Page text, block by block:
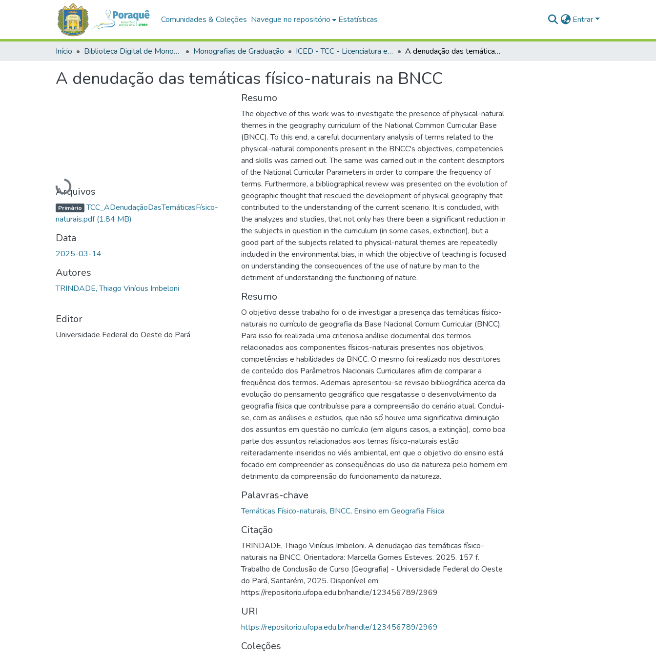
Comunidades & Coleções Navegue no repositório Estatísticas Entrar
Início Biblioteca Digital de Monografias (BDM) Monografias de Graduação ICED - TCC - Licenciatura em Geografia A denudação das temáticas físico-naturais na BNCC
A denudação das temáticas físico-naturais na BNCC
Carregando...
Arquivos
Primário TCC_ADenudaçãoDasTemáticasFísico-
naturais.pdf(1.84 MB)
Data
2025-03-14
Autores
TRINDADE, Thiago Vinícius Imbeloni
Editor
Universidade Federal do Oeste do Pará
Resumo
The objective of this work was to investigate the presence of physical-natural
themes in the geography curriculum of the National Common Curricular Base
(BNCC). To this end, a careful documentary analysis of terms related to the
physical-natural components present in the BNCC's objectives, competencies
and skills was carried out. The same was carried out in the content descriptors
of the National Curricular Parameters in order to compare the frequency of
terms. Furthermore, a bibliographical review was presented on the evolution of
geographic thought that rescued the development of physical geography that
contributed to the understanding of the current scenario. It is concluded, with
the analyzes and studies, that not only has there been a significant reduction in
the subjects in question in the curriculum (in some cases, extinction), but a
good part of the subjects related to physical-natural themes are repeatedly
included in the environmental bias, in which the objective of teaching is focused
on understanding the consequences of the use of nature by man to the
detriment of understanding the functioning of nature.
Resumo
O objetivo desse trabalho foi o de investigar a presença das temáticas físico-
naturais no currículo de geografia da Base Nacional Comum Curricular (BNCC).
Para isso foi realizada uma criteriosa análise documental dos termos
relacionados aos componentes físicos-naturais presentes nos objetivos,
competências e habilidades da BNCC. O mesmo foi realizado nos descritores
de conteúdo dos Parâmetros Nacionais Curriculares afim de comparar a
frequência dos termos. Ademais apresentou-se revisão bibliográfica acerca da
evolução do pensamento geográfico que resgatasse o desenvolvimento da
geografia física que contribuísse para a compreensão do cenário atual. Conclui-
se, com as análises e estudos, que não só́ houve uma significativa diminuição
dos assuntos em questão no currículo (em alguns casos, a extinção), como boa
parte dos assuntos relacionados aos temas físico-naturais estão
reiteradamente inseridos no viés ambiental, em que o objetivo do ensino está
focado em compreender as consequências do uso da natureza pelo homem em
detrimento da compreensão do funcionamento da natureza.
Palavras-chave
Temáticas Físico-naturais, BNCC, Ensino em Geografia Física
Citação
TRINDADE, Thiago Vinícius Imbeloni. A denudação das temáticas físico-
naturais na BNCC. Orientadora: Marcella Gomes Esteves. 2025. 157 f.
Trabalho de Conclusão de Curso (Geografia) - Universidade Federal do Oeste
do Pará, Santarém, 2025. Disponível em:
https://repositorio.ufopa.edu.br/handle/123456789/2969
URI
https://repositorio.ufopa.edu.br/handle/123456789/2969
Coleções